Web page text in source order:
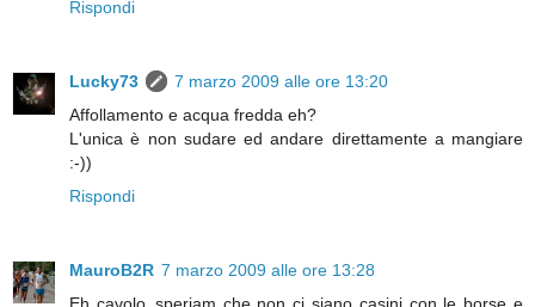
Rispondi
Lucky73
7 marzo 2009 alle ore 13:20
Affollamento e acqua fredda eh?
L'unica è non sudare ed andare direttamente a mangiare
:-))
Rispondi
MauroB2R 7 marzo 2009 alle ore 13:28
Eh cavolo..speriam che non ci siano casini con le borse e